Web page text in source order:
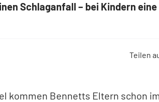
Schlaganfall – bei Kindern
Teilen
kommen Bennetts Eltern schon im